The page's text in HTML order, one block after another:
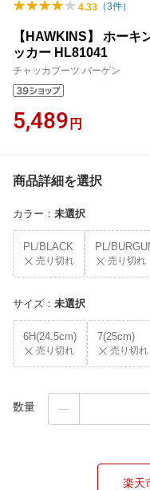
4.33 （3件）
【HAWKINS】 ホーキ
ッカー HL81041
チャッカブーツ バーゲン
5,489 円
商品詳細を選択
カラー ： 未選択
PL/BLACK
売り切れ
PL/
売り切れ
サイズ ： 未選択
6H(24.5cm)
売り切れ
7(25cm)
売り切れ
数量
楽天